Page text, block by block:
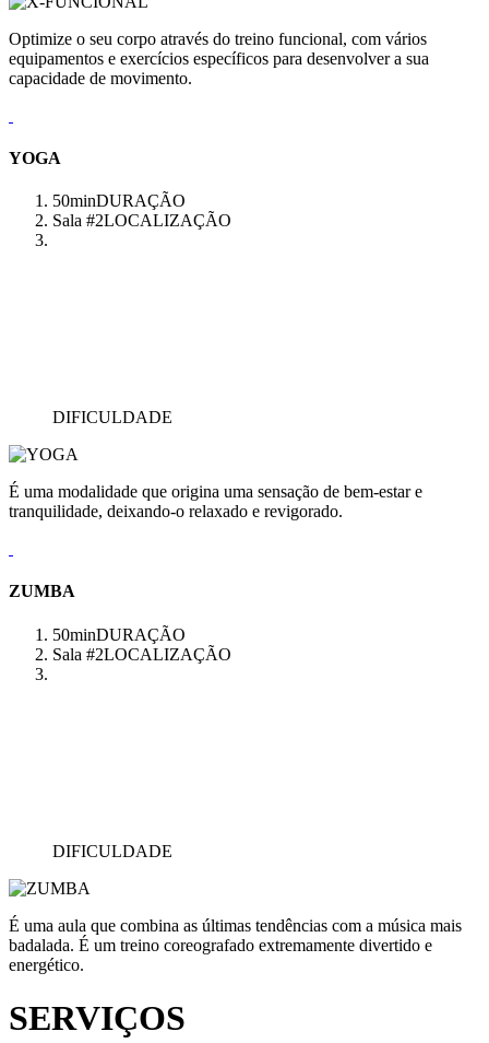
Optimize o seu corpo através do treino funcional, com vários
equipamentos e exercícios específicos para desenvolver a sua
capacidade de movimento.
YOGA
50minDURAÇÃO
Sala #2LOCALIZAÇÃO
DIFICULDADE
É uma modalidade que origina uma sensação de bem-estar e
tranquilidade, deixando-o relaxado e revigorado.
ZUMBA
50minDURAÇÃO
Sala #2LOCALIZAÇÃO
DIFICULDADE
É uma aula que combina as últimas tendências com a música mais
badalada. É um treino coreografado extremamente divertido e
energético.
SERVIÇOS